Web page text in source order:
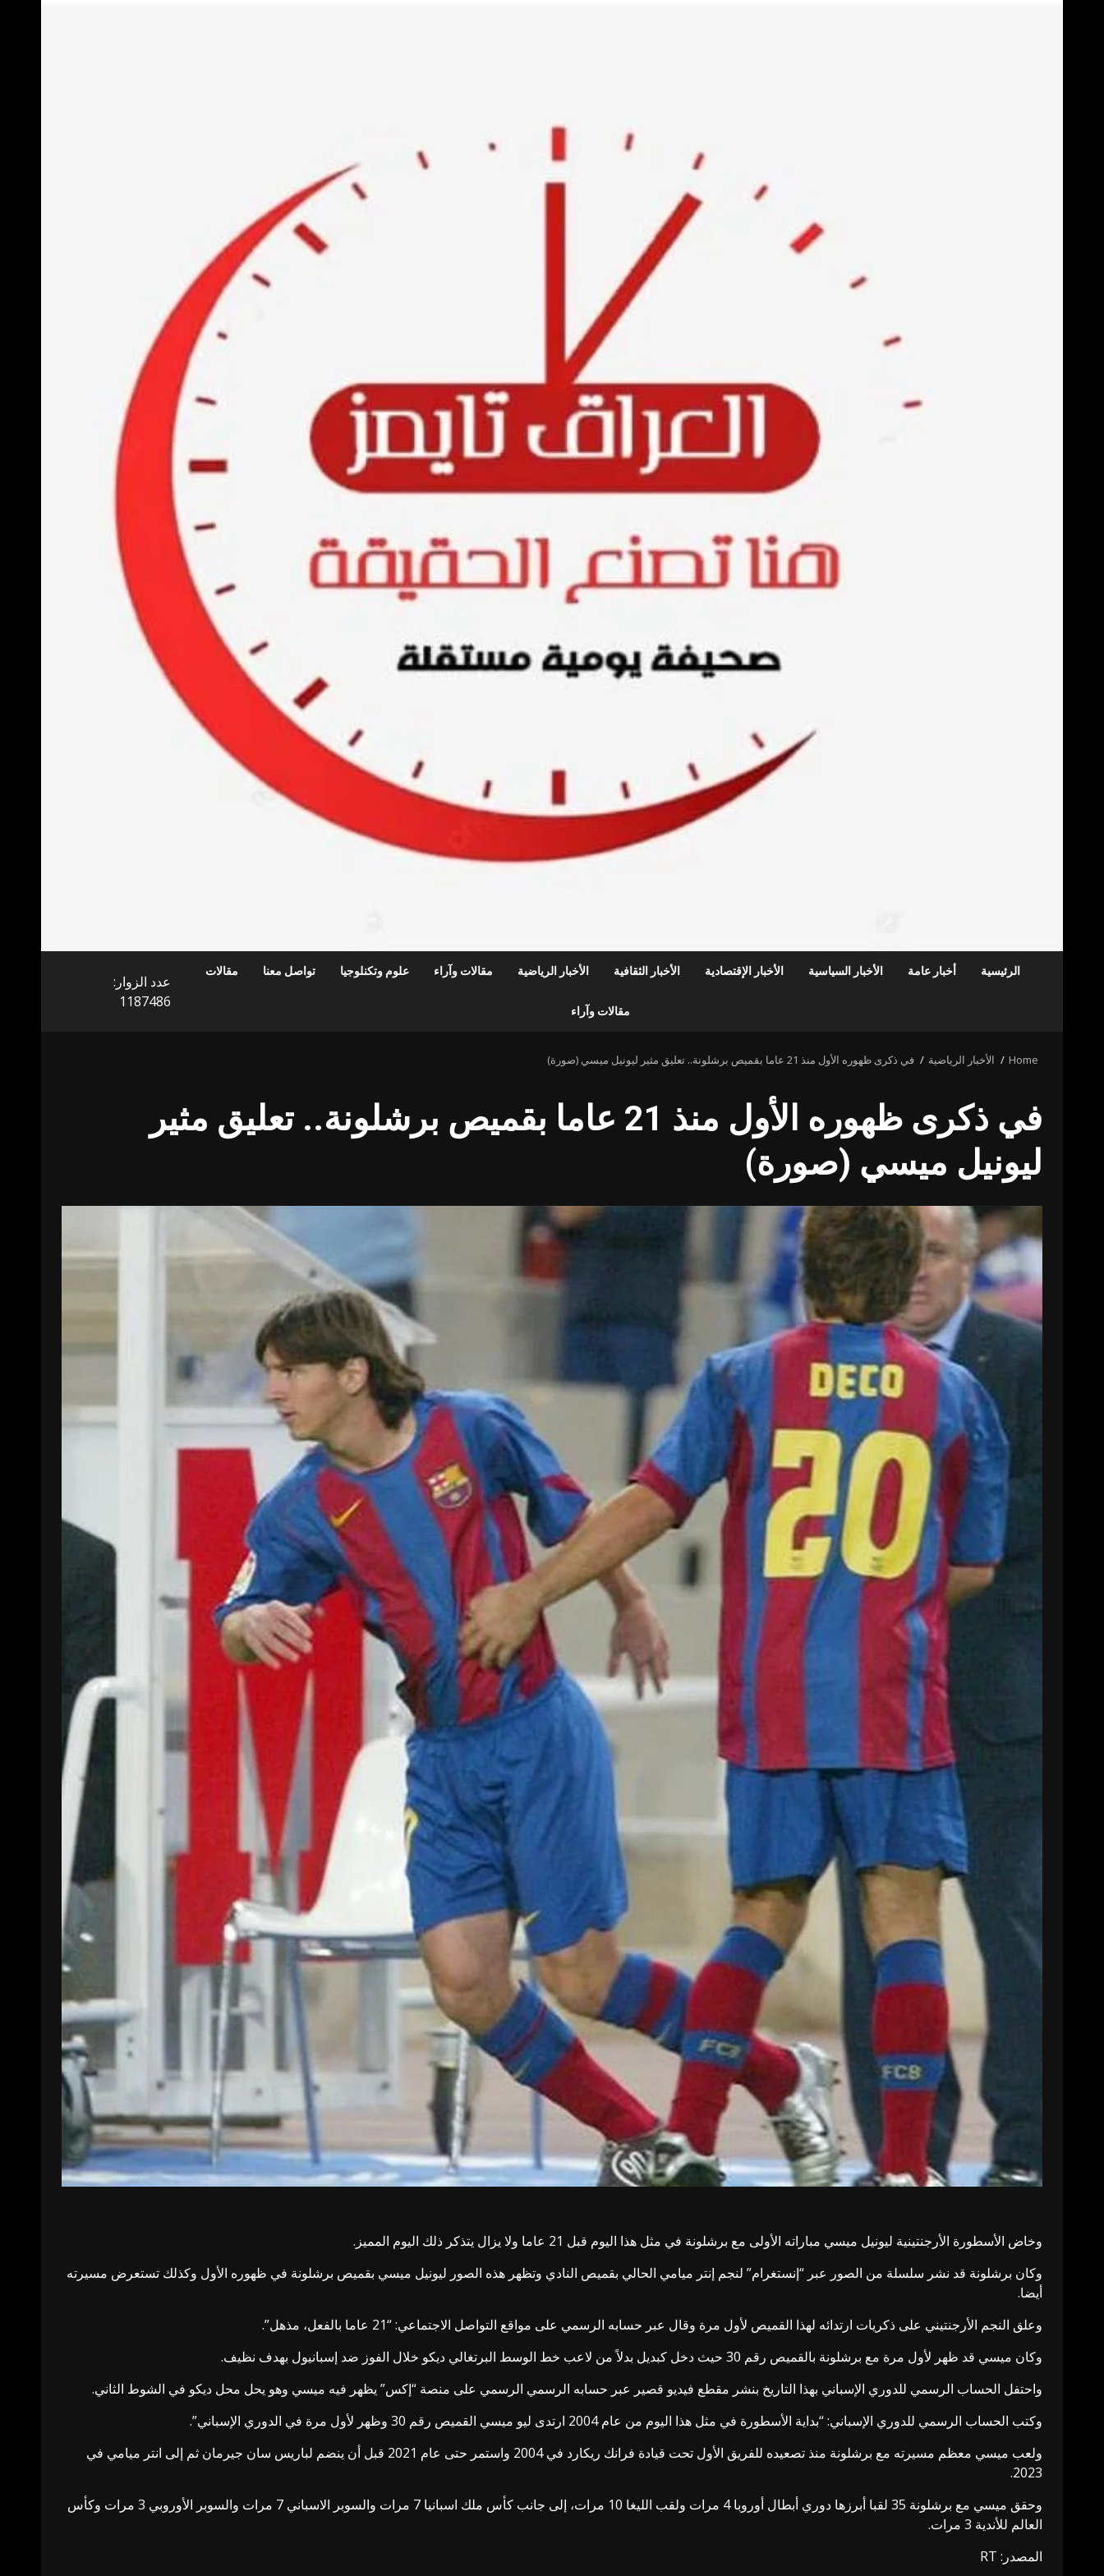
الرئيسية أخبار عامة الأخبار السياسية الأخبار الإقتصادية الأخبار الثقافية الأخبار الرياضية مقالات وآراء علوم وتكنلوجيا تواصل معنا مقالات
مقالات وآراء
عدد الزوار:
1187486
Home الأخبار الرياضية في ذكرى ظهوره الأول منذ 21 عاما بقميص برشلونة.. تعليق مثير ليونيل ميسي (صورة)
في ذكرى ظهوره الأول منذ 21 عاما بقميص برشلونة.. تعليق مثير
ليونيل ميسي (صورة)
وخاض الأسطورة الأرجنتينية ليونيل ميسي مباراته الأولى مع برشلونة في مثل هذا اليوم قبل 21 عاما ولا يزال يتذكر ذلك اليوم المميز.
وكان برشلونة قد نشر سلسلة من الصور عبر “إنستغرام” لنجم إنتر ميامي الحالي بقميص النادي وتظهر هذه الصور ليونيل ميسي بقميص برشلونة في ظهوره الأول وكذلك تستعرض مسيرته
أيضا.
وعلق النجم الأرجنتيني على ذكريات ارتدائه لهذا القميص لأول مرة وقال عبر حسابه الرسمي على مواقع التواصل الاجتماعي: “21 عاما بالفعل، مذهل”.
وكان ميسي قد ظهر لأول مرة مع برشلونة بالقميص رقم 30 حيث دخل كبديل بدلاً من لاعب خط الوسط البرتغالي ديكو خلال الفوز ضد إسبانيول بهدف نظيف.
واحتفل الحساب الرسمي للدوري الإسباني بهذا التاريخ بنشر مقطع فيديو قصير عبر حسابه الرسمي الرسمي على منصة “إكس” يظهر فيه ميسي وهو يحل محل ديكو في الشوط الثاني.
وكتب الحساب الرسمي للدوري الإسباني: “بداية الأسطورة في مثل هذا اليوم من عام 2004 ارتدى ليو ميسي القميص رقم 30 وظهر لأول مرة في الدوري الإسباني”.
ولعب ميسي معظم مسيرته مع برشلونة منذ تصعيده للفريق الأول تحت قيادة فرانك ريكارد في 2004 واستمر حتى عام 2021 قبل أن ينضم لباريس سان جيرمان ثم إلى انتر ميامي في
2023.
وحقق ميسي مع برشلونة 35 لقبا أبرزها دوري أبطال أوروبا 4 مرات ولقب الليغا 10 مرات، إلى جانب كأس ملك اسبانيا 7 مرات والسوبر الاسباني 7 مرات والسوبر الأوروبي 3 مرات وكأس
العالم للأندية 3 مرات.
المصدر: RT